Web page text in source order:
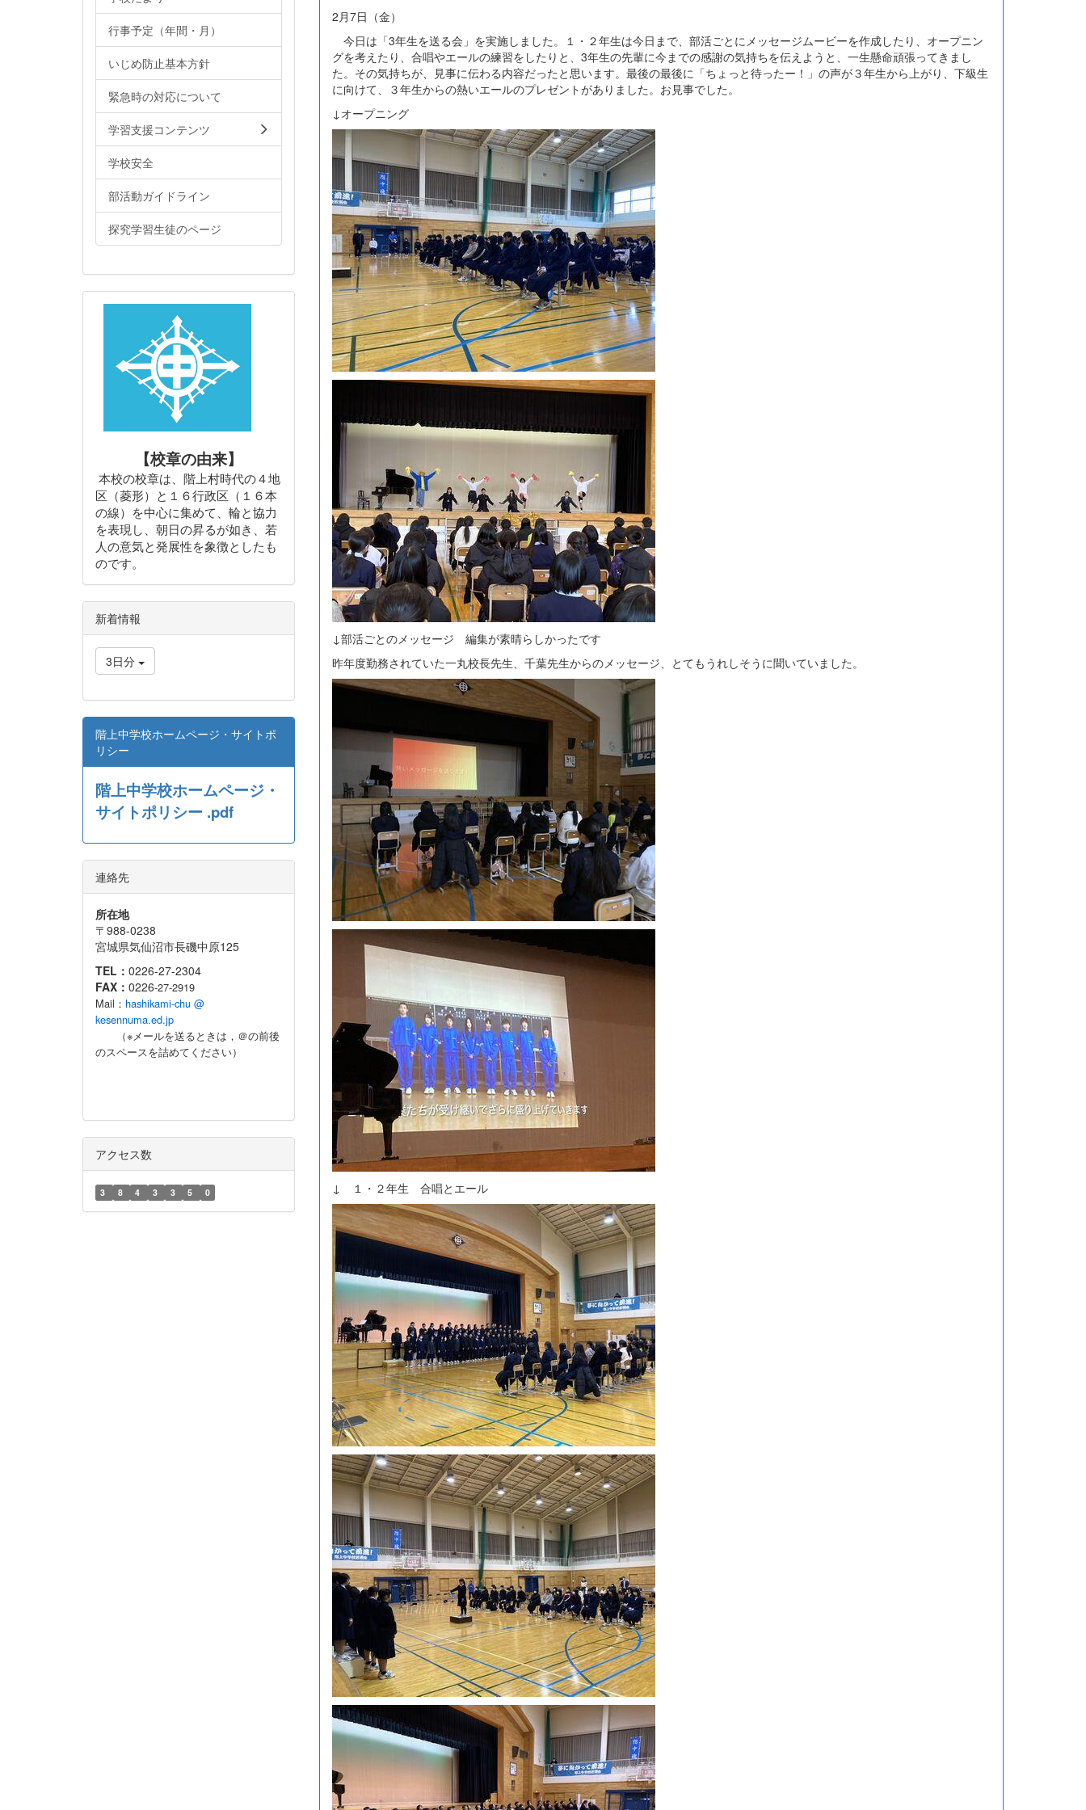
2月7日（金）
今日は「3年生を送る会」を実施しました。１・２年生は今日まで、部活ごとにメッセージムービーを作成したり、オープニン
グを考えたり、合唱やエールの練習をしたりと、3年生の先輩に今までの感謝の気持ちを伝えようと、一生懸命頑張ってきまし
た。その気持ちが、見事に伝わる内容だったと思います。最後の最後に「ちょっと待ったー！」の声が３年生から上がり、下級生
に向けて、３年生からの熱いエールのプレゼントがありました。お見事でした。
↓オープニング
↓部活ごとのメッセージ 編集が素晴らしかったです
昨年度勤務されていた一丸校長先生、千葉先生からのメッセージ、とてもうれしそうに聞いていました。
↓ １・２年生 合唱とエール
行事予定（年間・月）
いじめ防止基本方針
緊急時の対応について
学習支援コンテンツ
学校安全
部活動ガイドライン
探究学習生徒のページ
【校章の由来】
本校の校章は、階上村時代の４地
区（菱形）と１６行政区（１６本
の線）を中心に集めて、輪と協力
を表現し、朝日の昇るが如き、若
人の意気と発展性を象徴としたも
のです。
新着情報
3日分
階上中学校ホームページ・サイトポ
リシー
階上中学校ホームページ・
サイトポリシー .pdf
連絡先
所在地
〒988-0238
宮城県気仙沼市長磯中原125
TEL： 0226-27-2304
FAX： 0226-27-2919
Mail： hashikami-chu @
kesennuma.ed.jp
（※メールを送るときは，＠の前後
のスペースを詰めてください）
アクセス数
3 8 4 3 3 5 0